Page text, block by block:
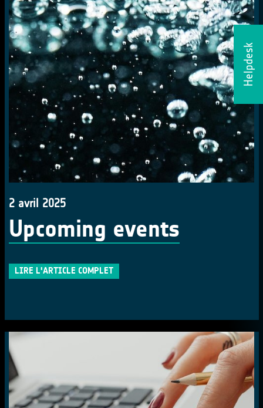
Helpdesk
2 avril 2025
Upcoming events
LIRE L'ARTICLE COMPLET